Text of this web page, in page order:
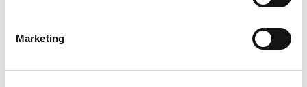
Marketing
hoge concentraties, waar je acute klachten van krijgt. Denk
maagdarmklachten na recreëren nabij een riooloverstort.'